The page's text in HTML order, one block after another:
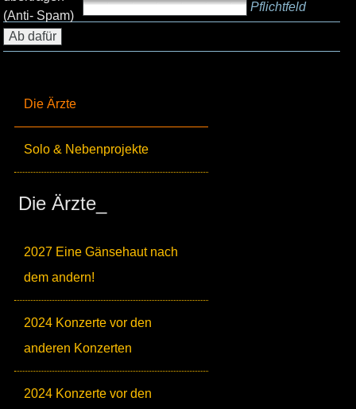
Die Ärzte
Solo & Nebenprojekte
Die Ärzte_
2027 Eine Gänsehaut nach
dem andern!
2024 Konzerte vor den
anderen Konzerten
2024 Konzerte vor den
(Anti- Spam)
Pflichtfeld